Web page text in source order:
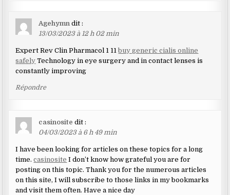
Agehymn dit :
13/03/2023 à 12 h 02 min
Expert Rev Clin Pharmacol 1 11buy generic cialis online
safely Technology in eye surgery and in contact lenses is
constantly improving
Répondre
casinosite dit :
04/03/2023 à 6 h 49 min
I have been looking for articles on these topics for a long
time.casinosite I don’t know how grateful you are for
posting on this topic. Thank you for the numerous articles
on this site, I will subscribe to those links in my bookmarks
and visit them often. Have a nice day